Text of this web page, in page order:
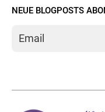
NEUE BLOGPOSTS